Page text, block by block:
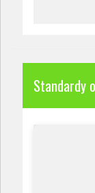
Standardy